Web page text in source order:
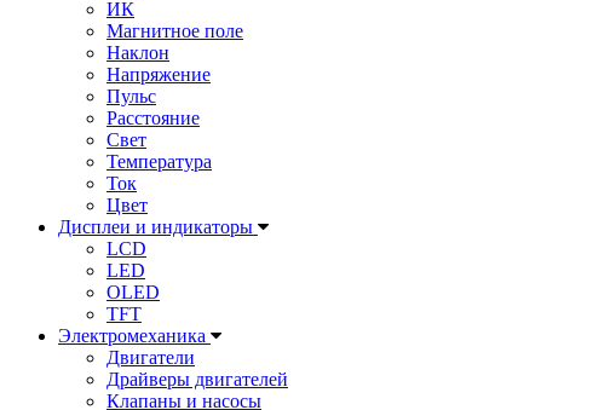
ИК
Магнитное поле
Наклон
Напряжение
Пульс
Расстояние
Свет
Температура
Ток
Цвет
Дисплеи и индикаторы
LCD
LED
OLED
TFT
Электромеханика
Двигатели
Драйверы двигателей
Клапаны и насосы